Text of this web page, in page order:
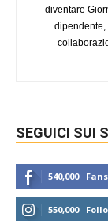
diventare
dipendente,
SEGUICI SUI
540,000 Fans
550,000